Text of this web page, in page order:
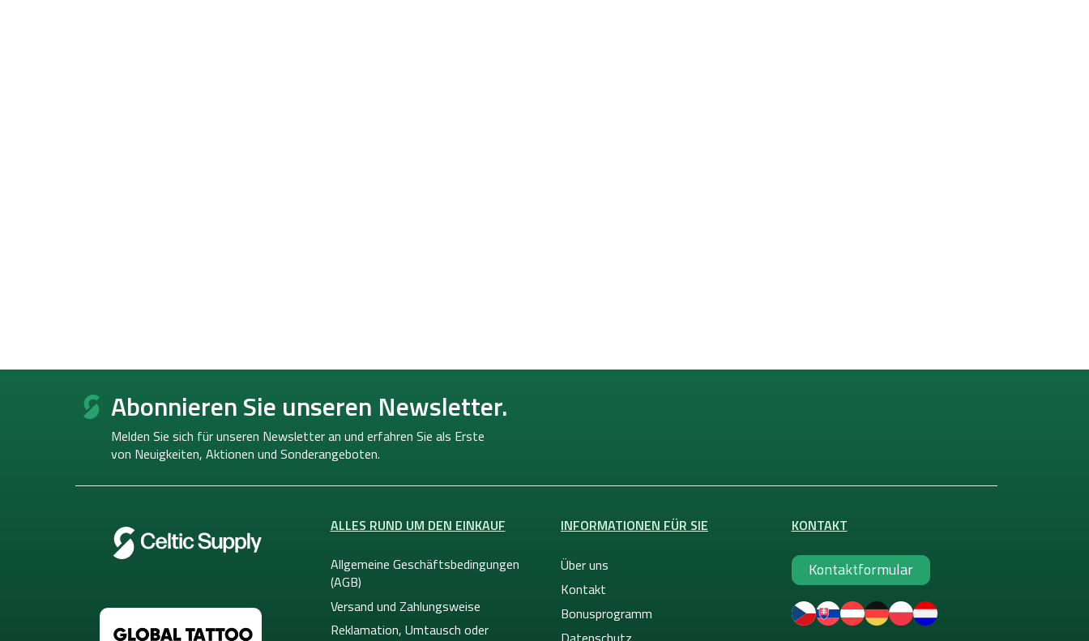
F
Abonnieren Sie unseren Newsletter.
Melden Sie sich für unseren Newsletter an und erfahren Sie als Erste
von Neuigkeiten, Aktionen und Sonderangeboten.
ALLES RUND UM DEN EINKAUF
Allgemeine Geschäftsbedingungen
(AGB)
Versand und Zahlungsweise
Reklamation, Umtausch oder
INFORMATIONEN FÜR SIE
Über uns
Kontakt
Bonusprogramm
KONTAKT
Kontaktformular